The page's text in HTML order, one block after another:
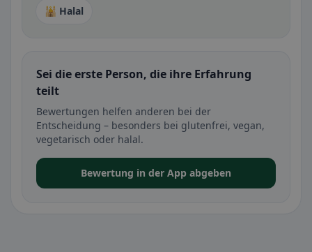
🕌 Halal
Sei die erste Person, die ihre Erfahrung
teilt
Bewertungen helfen anderen bei der
Entscheidung – besonders bei glutenfrei, vegan,
vegetarisch oder halal.
Bewertung in der App abgeben